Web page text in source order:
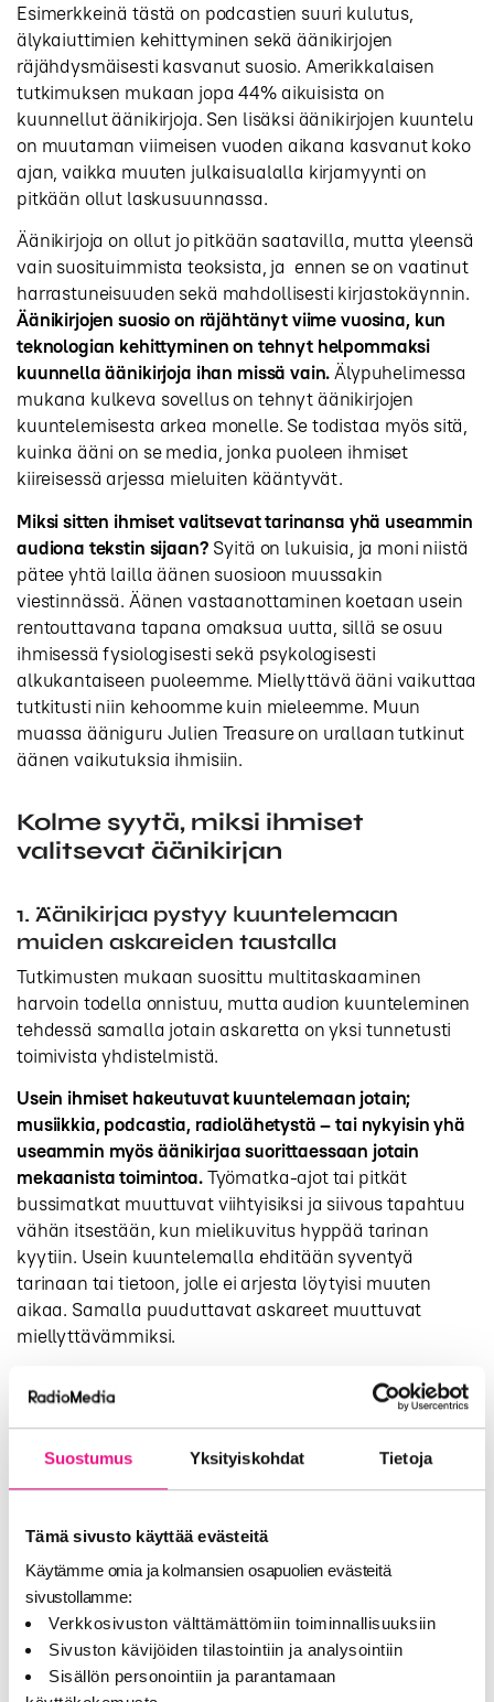
Suostumus Yksityiskohdat Tietoja
Tämä sivusto käyttää evästeitä
Käytämme omia ja kolmansien osapuolien evästeitä
sivustollamme:
Verkkosivuston välttämättömiin toiminnallisuuksiin
Sivuston kävijöiden tilastointiin ja analysointiin
Sisällön personointiin ja parantamaan
Esimerkkeinä tästä on podcastien suuri kulutus,
älykaiuttimien kehittyminen sekä äänikirjojen
räjähdysmäisesti kasvanut suosio. Amerikkalaisen
tutkimuksen mukaan jopa 44% aikuisista on
kuunnellut äänikirjoja. Sen lisäksi äänikirjojen kuuntelu
on muutaman viimeisen vuoden aikana kasvanut koko
ajan, vaikka muuten julkaisualalla kirjamyynti on
pitkään ollut laskusuunnassa.
Äänikirjoja on ollut jo pitkään saatavilla, mutta yleensä
vain suosituimmista teoksista, ja ennen se on vaatinut
harrastuneisuuden sekä mahdollisesti kirjastokäynnin.
Äänikirjojen suosio on räjähtänyt viime vuosina, kun
teknologian kehittyminen on tehnyt helpommaksi
kuunnella äänikirjoja ihan missä vain.Älypuhelimessa
mukana kulkeva sovellus on tehnyt äänikirjojen
kuuntelemisesta arkea monelle. Se todistaa myös sitä,
kuinka ääni on se media, jonka puoleen ihmiset
kiireisessä arjessa mieluiten kääntyvät.
Miksi sitten ihmiset valitsevat tarinansa yhä useammin
audiona tekstin sijaan? Syitä on lukuisia, ja moni niistä
pätee yhtä lailla äänen suosioon muussakin
viestinnässä. Äänen vastaanottaminen koetaan usein
rentouttavana tapana omaksua uutta, sillä se osuu
ihmisessä fysiologisesti sekä psykologisesti
alkukantaiseen puoleemme. Miellyttävä ääni vaikuttaa
tutkitusti niin kehoomme kuin mieleemme. Muun
muassa ääniguru Julien Treasure on urallaan tutkinut
äänen vaikutuksia ihmisiin.
Kolme syytä, miksi ihmiset
valitsevat äänikirjan
1. Äänikirjaa pystyy kuuntelemaan
muiden askareiden taustalla
Tutkimusten mukaan suosittu multitaskaaminen
harvoin todella onnistuu, mutta audion kuunteleminen
tehdessä samalla jotain askaretta on yksi tunnetusti
toimivista yhdistelmistä.
Usein ihmiset hakeutuvat kuuntelemaan jotain;
musiikkia, podcastia, radiolähetystä – tai nykyisin yhä
useammin myös äänikirjaa suorittaessaan jotain
mekaanista toimintoa.Työmatka-ajot tai pitkät
bussimatkat muuttuvat viihtyisiksi ja siivous tapahtuu
vähän itsestään, kun mielikuvitus hyppää tarinan
kyytiin. Usein kuuntelemalla ehditään syventyä
tarinaan tai tietoon, jolle ei arjesta löytyisi muuten
aikaa. Samalla puuduttavat askareet muuttuvat
miellyttävämmiksi.
2. Tarinat ovat usein helpommin
lähestyttäviä kuunneltuina
Hyvin rakennettu audiotarina, sopivalla lukijalla tekee
monille kirjoista helpommin lähestyttäviä.Monet
tarinoita ei jaksaisi lukea alusta loppuun, mutta
äänikirjana tarina etenee paremmin ja se on helpompi
vastaanottaa. Sen lisäksi luki- ja keskittymishäiriöiset
pystyvät usein myös vastaanottamaan tarinan
paremmin kuunneltuna. Myös nuoret jaksavat usein
paremmin kuunnella tarinoita, joihin he eivät tarttuisi